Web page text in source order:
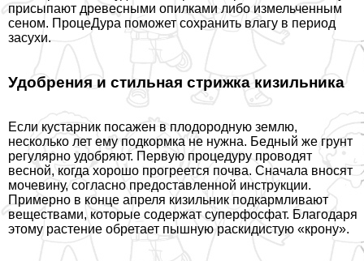
присыпают древесными опилками либо измельченным
сеном. ПроцеДypa поможет сохранить влагу в период
засухи.
Удобрения и стильная стрижка кизильника
Если кустарник посажен в плодородную землю,
несколько лет ему подкормка не нужна. Бедный же грунт
регулярно удобряют. Первую процедуру проводят
весной, когда хорошо прогреется почва. Сначала вносят
мочевину, согласно предоставленной инструкции.
Примерно в конце апреля кизильник подкармливают
веществами, которые содержат суперфосфат. Благодаря
этому растение обретает пышную раскидистую «крону».